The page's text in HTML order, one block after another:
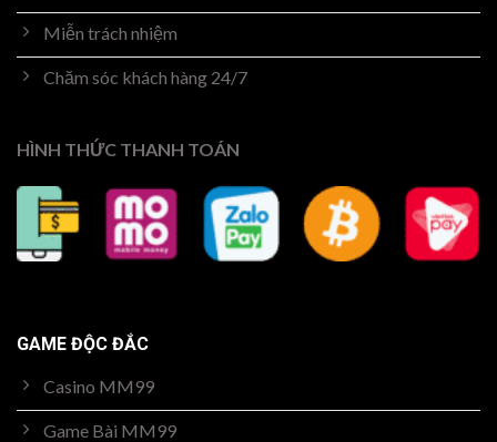
Miễn trách nhiệm
Chăm sóc khách hàng 24/7
HÌNH THỨC THANH TOÁN
GAME ĐỘC ĐẮC
Casino MM99
Game Bài MM99